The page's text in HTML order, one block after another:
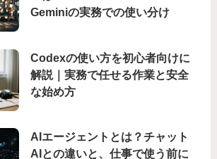
Geminiの実務での使い分け
Codexの使い方を初心者向けに
解説｜実務で任せる作業と安全
な始め方
AIエージェントとは？チャット
AIとの違いと、仕事で使う前に